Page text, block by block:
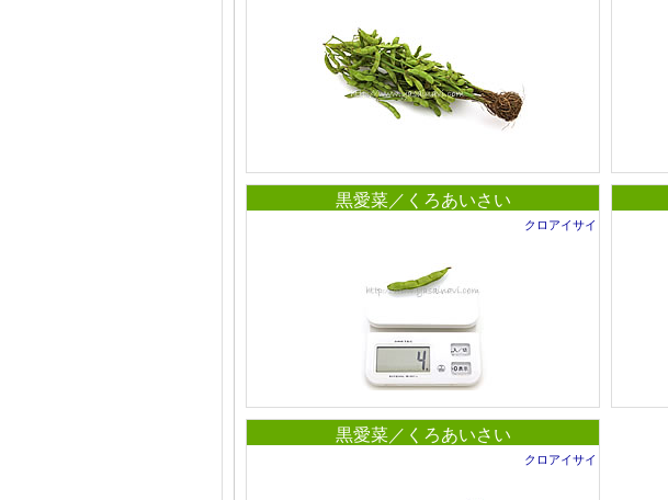
黒愛菜／くろあいさい
クロアイサイ
黒愛菜／くろあいさい
クロアイサイ